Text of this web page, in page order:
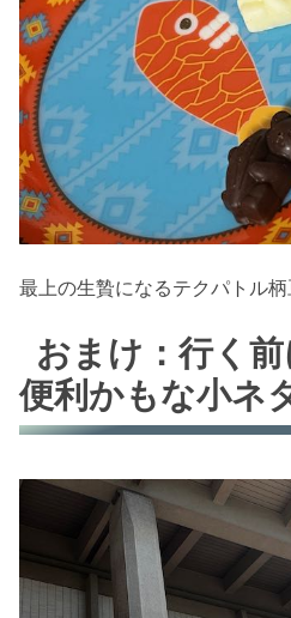
最上の生贄になるテクパトル柄
おまけ：行く
便利かもな小ネ